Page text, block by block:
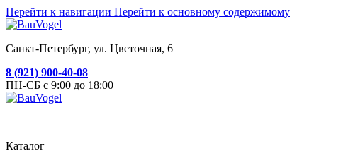
Перейти к навигации Перейти к основному содержимому
Санкт-Петербург, ул. Цветочная, 6
8 (921) 900-40-08
ПН-СБ с 9:00 до 18:00
Каталог